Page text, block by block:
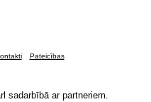
Pateicības
sadarbībā ar partneriem.